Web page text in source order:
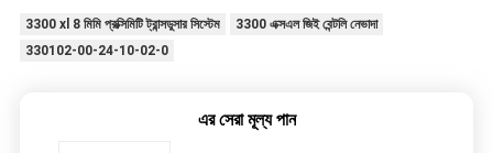
3300 xl 8 মিমি প্রক্সিমিটি ট্রান্সডুসার সিস্টেম
3300 এক্সএল জিই বেন্টলি নেভাদা
330102-00-24-10-02-0
এর সেরা মূল্য পান